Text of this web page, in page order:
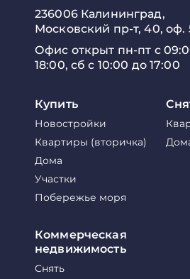
236006 Калининград,
Московский пр-т, 40, оф.
Офис открыт пн-пт с
18:00, сб с 10:00 до 17:00
Купить
Новостройки
Квартиры (вторичка)
Дома
Участки
Побережье моря
Коммерческая
недвижимость
Снять